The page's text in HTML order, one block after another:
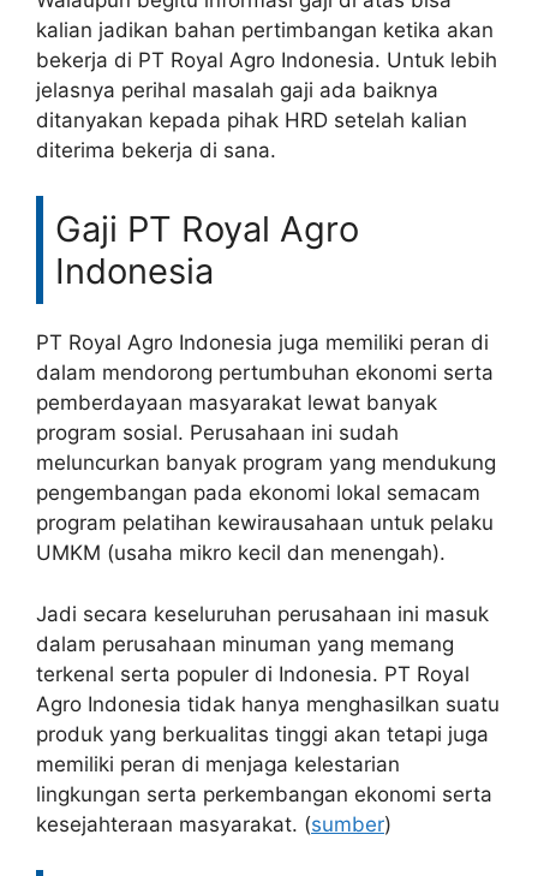
kalian jadikan bahan pertimbangan ketika akan
bekerja di PT Royal Agro Indonesia. Untuk lebih
jelasnya perihal masalah gaji ada baiknya
ditanyakan kepada pihak HRD setelah kalian
diterima bekerja di sana.
Gaji PT Royal Agro
Indonesia
PT Royal Agro Indonesia juga memiliki peran di
dalam mendorong pertumbuhan ekonomi serta
pemberdayaan masyarakat lewat banyak
program sosial. Perusahaan ini sudah
meluncurkan banyak program yang mendukung
pengembangan pada ekonomi lokal semacam
program pelatihan kewirausahaan untuk pelaku
UMKM (usaha mikro kecil dan menengah).
Jadi secara keseluruhan perusahaan ini masuk
dalam perusahaan minuman yang memang
terkenal serta populer di Indonesia. PT Royal
Agro Indonesia tidak hanya menghasilkan suatu
produk yang berkualitas tinggi akan tetapi juga
memiliki peran di menjaga kelestarian
lingkungan serta perkembangan ekonomi serta
kesejahteraan masyarakat. (sumber)